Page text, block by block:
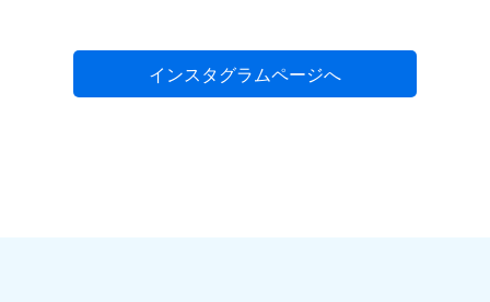
インスタグラムページへ